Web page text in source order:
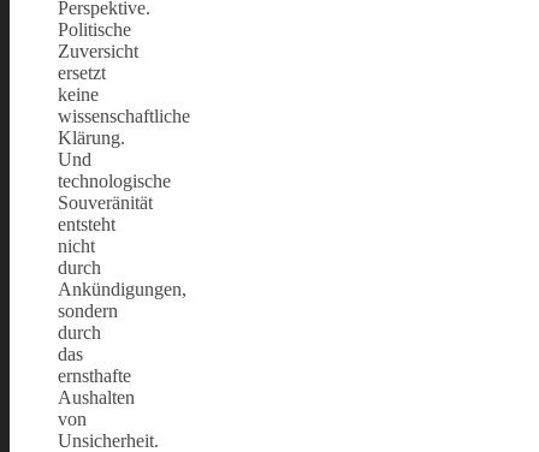
Perspektive.
Politische
Zuversicht
ersetzt
keine
wissenschaftliche
Klärung.
Und
technologische
Souveränität
entsteht
nicht
durch
Ankündigungen,
sondern
durch
das
ernsthafte
Aushalten
von
Unsicherheit.